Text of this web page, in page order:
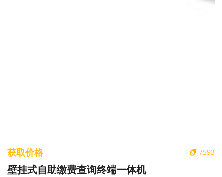
7593
获取价格
壁挂式自助缴费查询终端一体机